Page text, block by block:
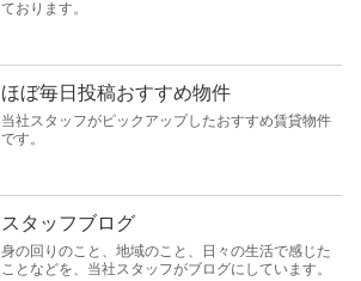
ております。
ほぼ毎日投稿おすすめ物件
当社スタッフがピックアップしたおすすめ賃貸物件
です。
スタッフブログ
身の回りのこと、地域のこと、日々の生活で感じた
ことなどを、当社スタッフがブログにしています。